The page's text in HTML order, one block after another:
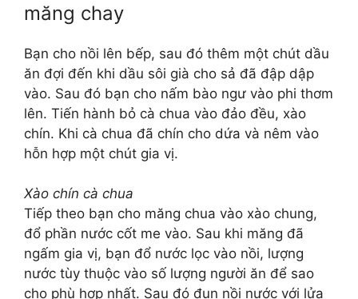
măng chay
Bạn cho nồi lên bếp, sau đó thêm một chút dầu
ăn đợi đến khi dầu sôi già cho sả đã đập dập
vào. Sau đó bạn cho nấm bào ngư vào phi thơm
lên. Tiến hành bỏ cà chua vào đảo đều, xào
chín. Khi cà chua đã chín cho dứa và nêm vào
hỗn hợp một chút gia vị.
Xào chín cà chua
Tiếp theo bạn cho măng chua vào xào chung,
đổ phần nước cốt me vào. Sau khi măng đã
ngấm gia vị, bạn đổ nước lọc vào nồi, lượng
nước tùy thuộc vào số lượng người ăn để sao
cho phù hợp nhất. Sau đó đun nồi nước với lửa